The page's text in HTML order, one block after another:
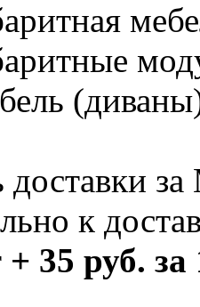
доставки
к
+ 35 руб.